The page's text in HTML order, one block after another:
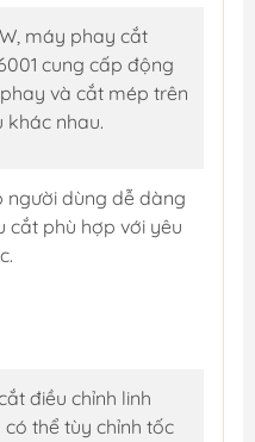
máy phay cắt
cung cấp động
và cắt mép trên
khác nhau.
người dùng dễ dàng
cắt phù hợp với yêu
điều chỉnh linh
thể tùy chỉnh tốc